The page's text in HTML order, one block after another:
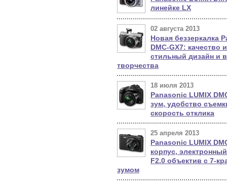
линейке LX
02 августа 2013
Новая беззеркалка
DMC-GX7: качество
стильный дизайн и
творчества
18 июля 2013
Panasonic LUMIX
зум, удобство
скорость отклика
25 апреля 2013
Panasonic LUMIX
корпус,
F2.0 объектив с 7-
зумом